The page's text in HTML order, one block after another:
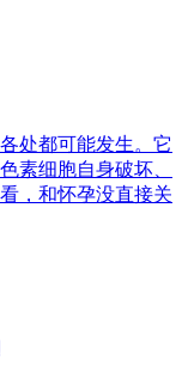
处都可能发生。它
素细胞自身破坏、
，和怀孕没直接关